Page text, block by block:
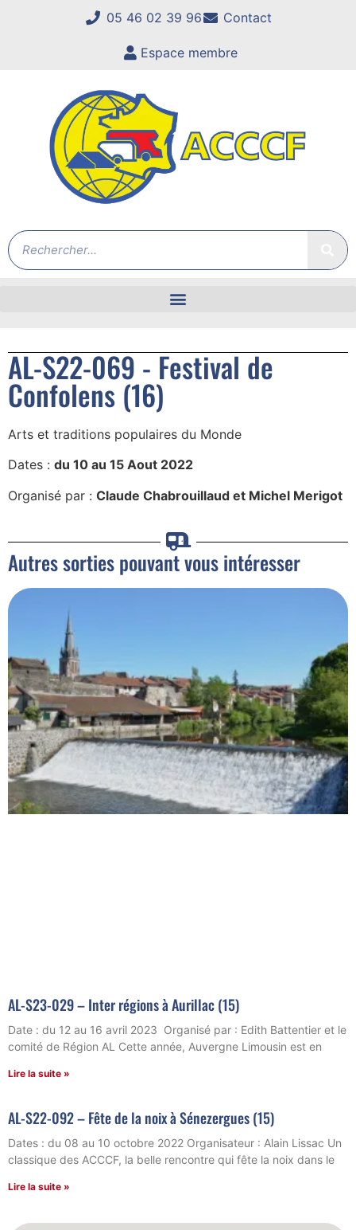
05 46 02 39 96 Contact
Espace membre
AL-S22-069 - Festival de
Confolens (16)
Arts et traditions populaires du Monde
Dates : du 10 au 15 Aout 2022
Organisé par : Claude Chabrouillaud et Michel Merigot
Autres sorties pouvant vous intéresser
AL-S23-029 – Inter régions à Aurillac (15)
Date : du 12 au 16 avril 2023 Organisé par : Edith Battentier et le
comité de Région AL Cette année, Auvergne Limousin est en
Lire la suite »
AL-S22-092 – Fête de la noix à Sénezergues (15)
Dates : du 08 au 10 octobre 2022 Organisateur : Alain Lissac Un
classique des ACCCF, la belle rencontre qui fête la noix dans le
Lire la suite »